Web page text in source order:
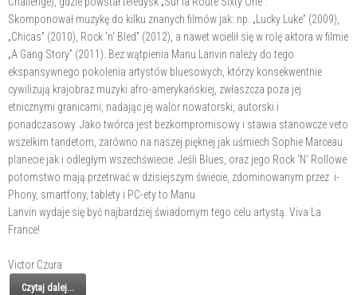
Skomponował muzykę do kilku znanych filmów jak: np. „Lucky Luke” (2009),
„Chicas” (2010), Rock 'n' Bled” (2012), a nawet wcielił się w rolę aktora w filmie
„A Gang Story” (2011). Bez wątpienia Manu Lanvin należy do tego
ekspansywnego pokolenia artystów bluesowych, którzy konsekwentnie
cywilizują krajobraz muzyki afro-amerykańskiej, zwłaszcza poza jej
etnicznymi granicami, nadając jej walor nowatorski, autorski i
ponadczasowy. Jako twórca jest bezkompromisowy i stawia stanowcze veto
wszelkim tandetom, zarówno na naszej pięknej jak uśmiech Sophie Marceau
planecie jak i odległym wszechświecie. Jeśli Blues, oraz jego Rock 'N' Rollowe
potomstwo mają przetrwać w dzisiejszym świecie, zdominowanym przez i-
Phony, smartfony, tablety i PC-ety to Manu
Lanvin wydaje się być najbardziej świadomym tego celu artystą. Viva La
France!
Victor Czura
Czytaj dalej...